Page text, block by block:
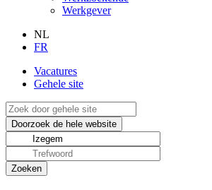
Werkgever
NL
FR
Vacatures
Gehele site